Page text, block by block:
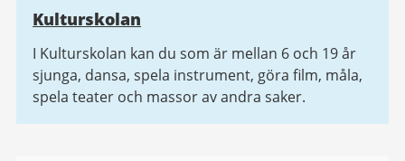
Kulturskolan
I Kulturskolan kan du som är mellan 6 och 19 år
sjunga, dansa, spela instrument, göra film, måla,
spela teater och massor av andra saker.